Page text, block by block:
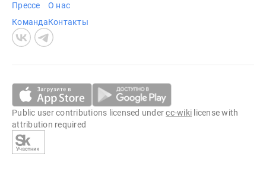
Прессе
Команда
О нас
Контакты
Public user contributions licensed undercc-wiki license with
attribution required